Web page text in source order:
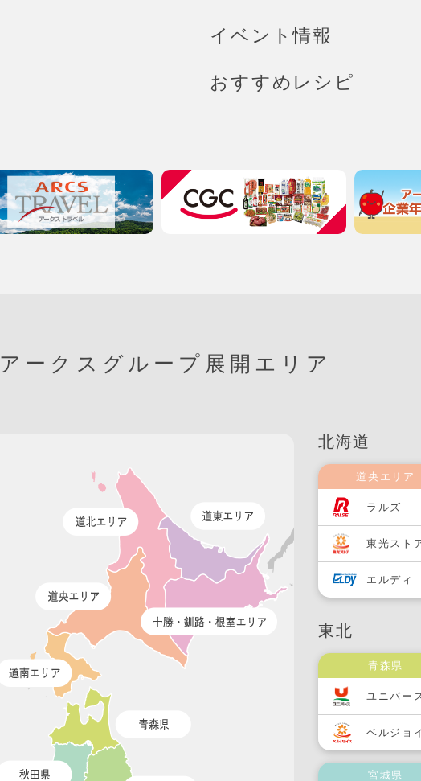
イベント情報
おすすめレシピ
アークスグループ展開エリア
北海道
道央エリア
ラルズ
東光スト
エルディ
東北
青森県
ユニバー
ベルジョ
宮城県